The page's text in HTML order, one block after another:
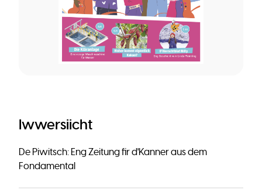
Iwwersiicht
De Piwitsch: Eng Zeitung fir d'Kanner aus dem
Fondamental